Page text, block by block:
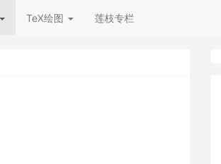
TeX绘图 莲枝专栏